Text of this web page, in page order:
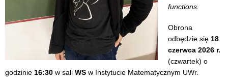
functions.
Obrona
odbędzie się 18
czerwca 2026 r.
(czwartek) o
godzinie 16:30 w sali WS w Instytucie Matematycznym UWr.